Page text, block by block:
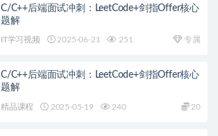
C/C++后端面试冲刺：LeetCode+剑指Offer核心
题解
IT学习视频 2025-06-21 251 专属
C/C++后端面试冲刺：LeetCode+剑指Offer核心
题解
精品课程 2025-05-19 240 20